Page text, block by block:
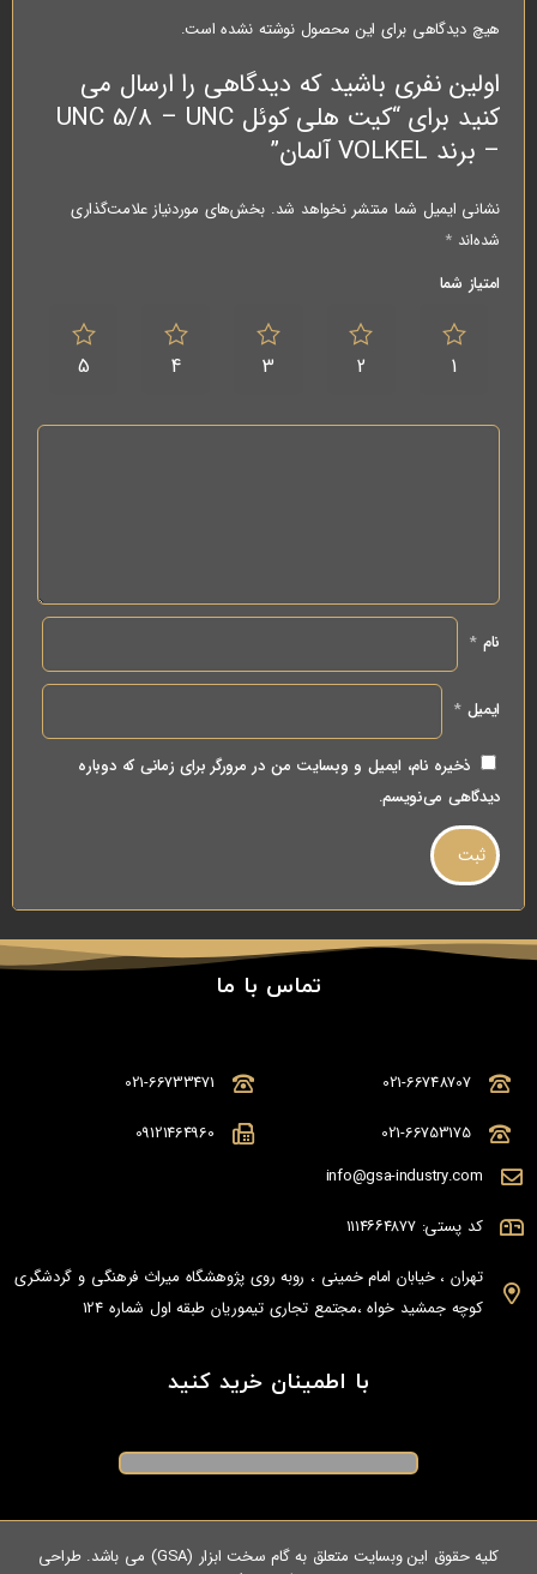
هیچ دیدگاهی برای این محصول نوشته نشده است.
اولین نفری باشید که دیدگاهی را ارسال می
کنید برای “کیت هلی کوئل UNC 5/8 – UNC
– برند VOLKEL آلمان”
نشانی ایمیل شما منتشر نخواهد شد. بخش‌های موردنیاز علامت‌گذاری
شده‌اند*
امتیاز شما
1
2
3
4
5
نام*
ایمیل*
ذخیره نام، ایمیل و وبسایت من در مرورگر برای زمانی که دوباره
دیدگاهی می‌نویسم.
تماس با ما
021-66748707
021-66753175
021-66733471
09121464960
info@gsa-industry.com
کد پستی: ۱۱۱۴۶۶۴۸۷۷
تهران ، خیابان امام خمینی ، روبه روی پژوهشگاه میراث فرهنگی و گردشگری
کوچه جمشید خواه ،مجتمع تجاری تیموریان طبقه اول شماره 124
با اطمینان خرید کنید
کلیه حقوق این وبسایت متعلق به گام سخت ابزار (GSA) می باشد. طراحی